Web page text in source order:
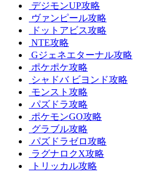
デジモンUP攻略
ヴァンピール攻略
ドットアビス攻略
NTE攻略
Gジェネエターナル攻略
ポケポケ攻略
シャドバ ビヨンド攻略
モンスト攻略
パズドラ攻略
ポケモンGO攻略
グラブル攻略
パズドラゼロ攻略
ラグナロクX攻略
トリッカル攻略